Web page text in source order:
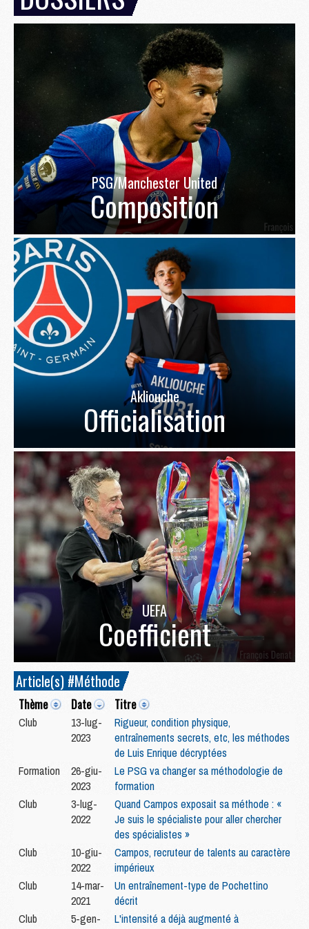
PSG/Manchester United
Composition
Akliouche
Officialisation
UEFA
Coefficient
Article(s) #Méthode
Thème Date Titre
Club
13-lug-
2023
Rigueur, condition physique,
entraînements secrets, etc, les méthodes
de Luis Enrique décryptées
Formation
26-giu-
2023
Le PSG va changer sa méthodologie de
formation
Club
3-lug-
2022
Quand Campos exposait sa méthode : «
Je suis le spécialiste pour aller chercher
des spécialistes »
Club
10-giu-
2022
Campos, recruteur de talents au caractère
impérieux
Club
14-mar-
2021
Un entraînement-type de Pochettino
décrit
Club
5-gen-
L'intensité a déjà augmenté à